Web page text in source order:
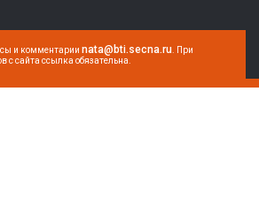
и комментарии nata@bti.secna.ru . При
с сайта ссылка обязательна.